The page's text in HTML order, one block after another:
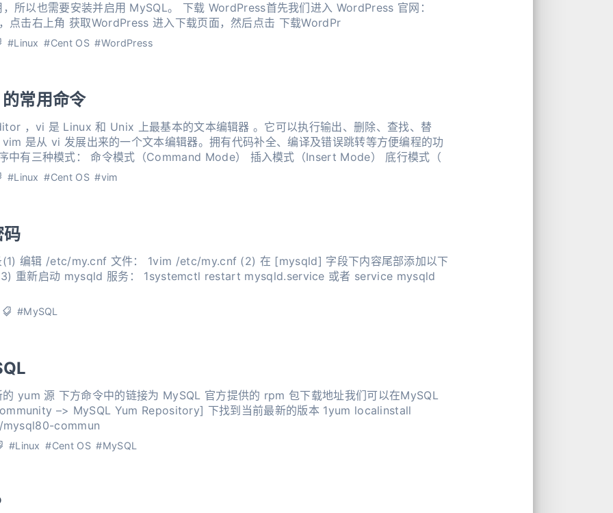
MySQL。 下载 WordPress首先我们进入 WordPress 官网：
击右上角 获取WordPress 进入下载页面，然后点击 下载WordPr
#Linux #Cent OS #WordPress
常用命令
，vi 是 Linux 和 Unix 上最基本的文本编辑器 。它可以执行输出、删除、查找、替
是从 vi 发展出来的一个文本编辑器。拥有代码补全、编译及错误跳转等方便编程的功
能。 正文模式在 vi / vim 程序中有三种模式： 命令模式（Command Mode） 插入模式（Insert Mode） 底行模式（
#Linux #Cent OS #vim
文件： 1vim /etc/my.cnf (2) 在 [mysqld] 字段下内容尾部添加以下
#MySQL
包下载地址我们可以在MySQL
commun
#Linux #Cent OS #MySQL